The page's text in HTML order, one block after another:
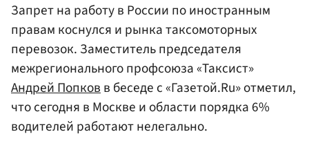
Запрет на работу в России по иностранным
правам коснулся и рынка таксомоторных
перевозок. Заместитель председателя
межрегионального профсоюза «Таксист»
Андрей Попковв беседе с «Газетой.Ru» отметил,
что сегодня в Москве и области порядка 6%
водителей работают нелегально.